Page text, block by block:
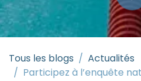
Tous les blogs
Actualités
Participez à l’enquête nationale